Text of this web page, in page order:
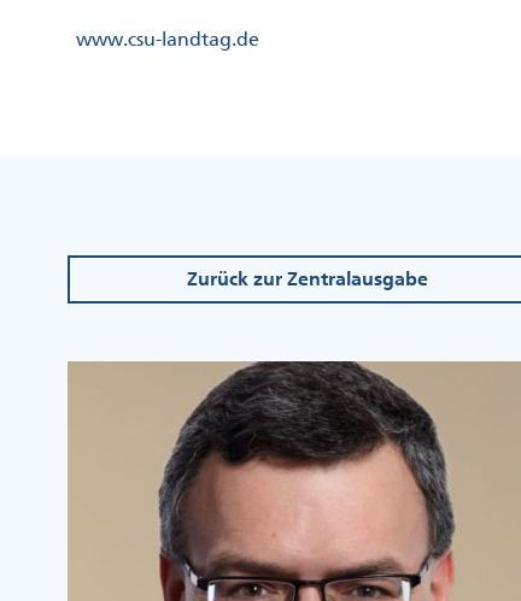
Kopfzeile
www.csu-landtag.de
Zurück zur Zentralausgabe